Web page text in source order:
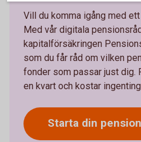
Vill du komma igång med
Med vår digitala
kapitalförsäkringen
som du får råd om vilken
fonder som passar just dig.
en kvart och kostar
Starta din